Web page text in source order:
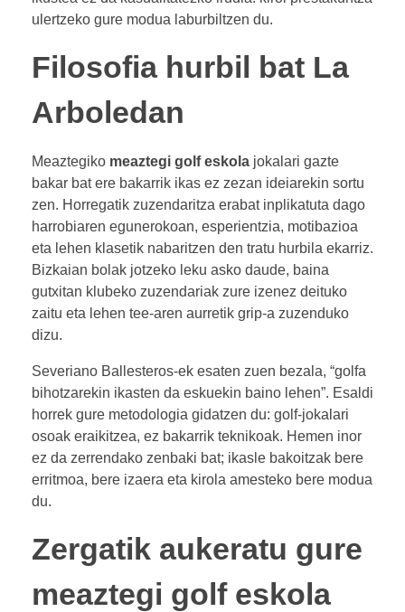
ulertzeko gure modua laburbiltzen du.
Filosofia hurbil bat La
Arboledan
Meaztegiko meaztegi golf eskola jokalari gazte
bakar bat ere bakarrik ikas ez zezan ideiarekin sortu
zen. Horregatik zuzendaritza erabat inplikatuta dago
harrobiaren egunerokoan, esperientzia, motibazioa
eta lehen klasetik nabaritzen den tratu hurbila ekarriz.
Bizkaian bolak jotzeko leku asko daude, baina
gutxitan klubeko zuzendariak zure izenez deituko
zaitu eta lehen tee-aren aurretik grip-a zuzenduko
dizu.
Severiano Ballesteros-ek esaten zuen bezala, “golfa
bihotzarekin ikasten da eskuekin baino lehen”. Esaldi
horrek gure metodologia gidatzen du: golf-jokalari
osoak eraikitzea, ez bakarrik teknikoak. Hemen inor
ez da zerrendako zenbaki bat; ikasle bakoitzak bere
erritmoa, bere izaera eta kirola amesteko bere modua
du.
Zergatik aukeratu gure
meaztegi golf eskola